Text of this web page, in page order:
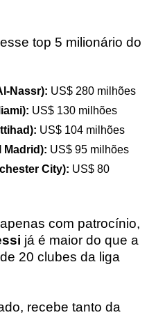
top 5 milionário do
Nassr): US$ 280 milhões
US$ 130 milhões
US$ 104 milhões
Madrid): US$ 95 milhões
City): US$ 80
apenas com patrocínio,
já é maior do que a
20 clubes da liga
recebe tanto da